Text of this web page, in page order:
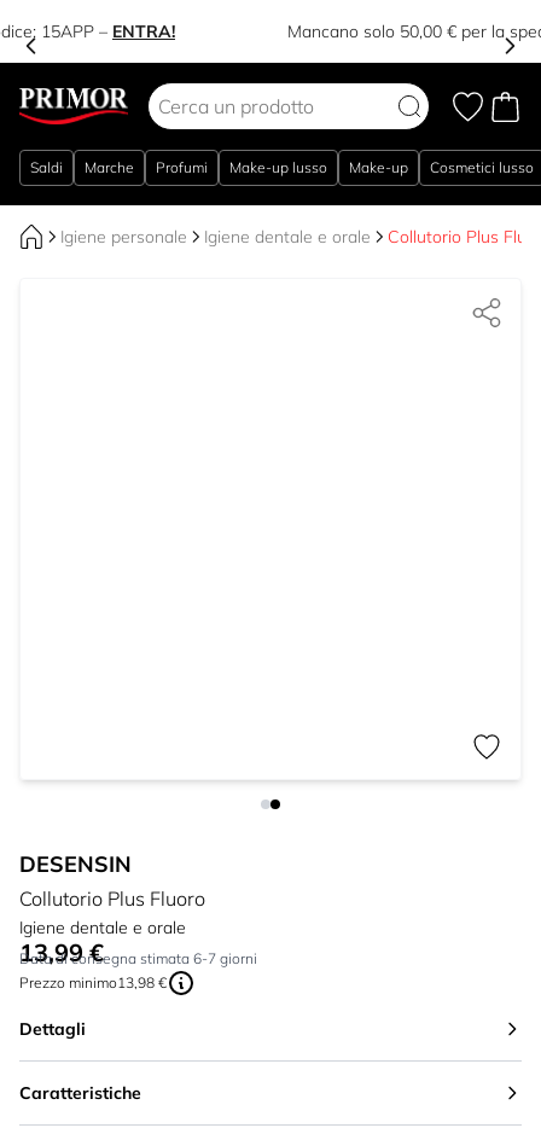
-15% sul tuo primo acquisto in App – Codice:15APP–ENTRA!
Saldi Marche Profumi Make-up lusso Make-up Cosmetici lusso
Igiene personale Igiene dentale e orale Collutorio Plus
DESENSIN
Collutorio Plus Fluoro
Igiene dentale e orale
A partire da:
13,99 €
Data di consegna stimata 6-7 giorni
Prezzo minimo13,98 €
Dettagli
Caratteristiche